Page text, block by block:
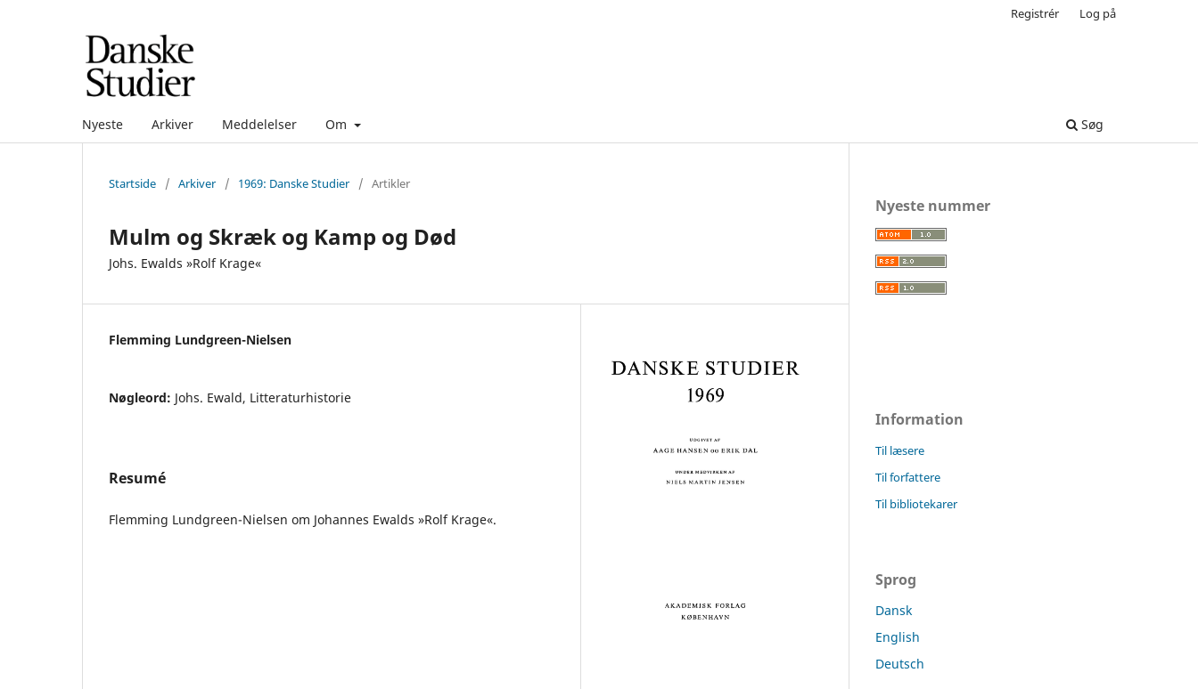
Nyeste Arkiver Meddelelser Om Søg
Registrér Log på
Startside / Arkiver / 1969: Danske Studier / Artikler
Mulm og Skræk og Kamp og Død
Johs. Ewalds »Rolf Krage«
Flemming Lundgreen-Nielsen
Nøgleord: Johs. Ewald, Litteraturhistorie
Resumé
Flemming Lundgreen-Nielsen om Johannes Ewalds »Rolf Krage«.
Nyeste nummer
Information
Til læsere
Til forfattere
Til bibliotekarer
Sprog
Dansk
English
Deutsch